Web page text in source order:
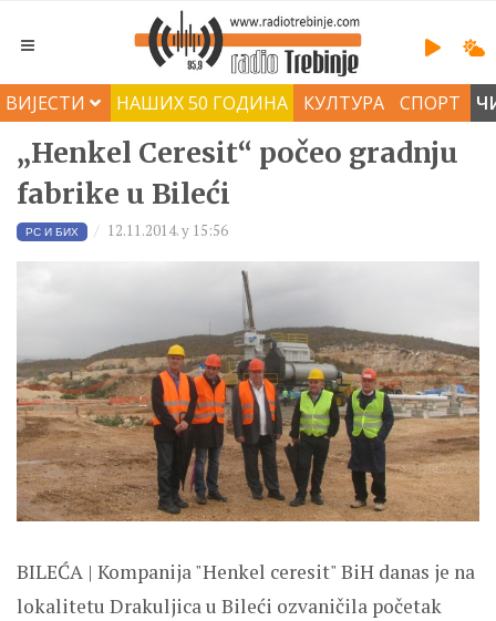
ВИЈЕСТИ НАШИХ 50 ГОДИНА КУЛТУРА СПОРТ
„Henkel Ceresit“ počeo gradnju
fabrike u Bileći
РС И БИХ 12.11.2014. у 15:56
BILEĆA | Kompanija "Henkel ceresit" BiH danas je na
lokalitetu Drakuljica u Bileći ozvaničila početak